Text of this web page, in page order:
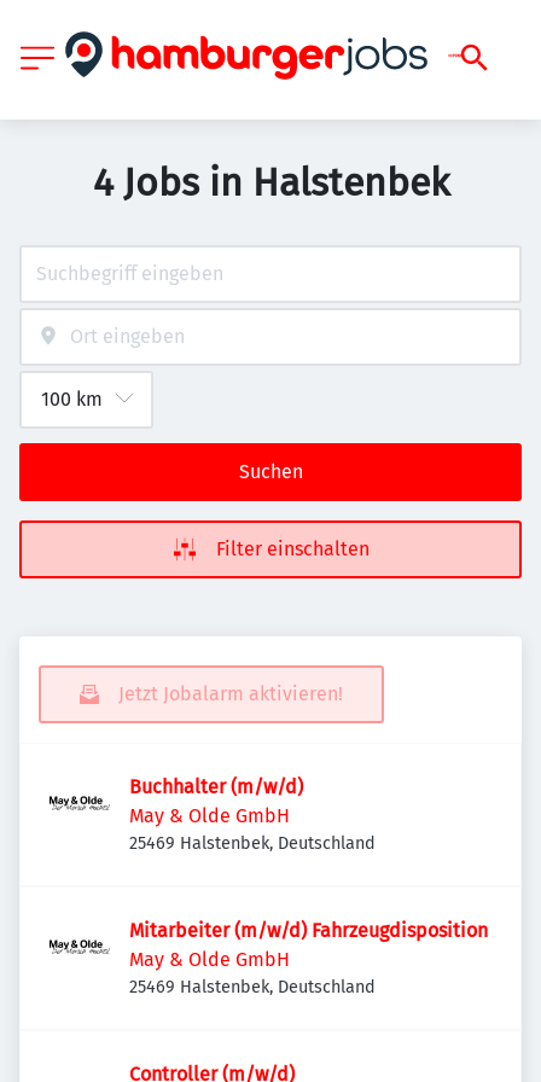
4 Jobs in Halstenbek
Suchen
Filter einschalten
Jetzt Jobalarm aktivieren!
Buchhalter (m/w/d)
May & Olde GmbH
25469 Halstenbek, Deutschland
Mitarbeiter (m/w/d) Fahrzeugdisposition
May & Olde GmbH
25469 Halstenbek, Deutschland
Controller (m/w/d)